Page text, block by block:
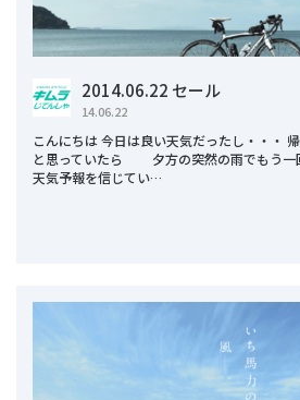
2014.06.22 セール
14.06.22
こんにちは 今日は良い天気だったし・・・
と思っていたら 夕方の突然の雨でもう一
天気予報を信じてい…